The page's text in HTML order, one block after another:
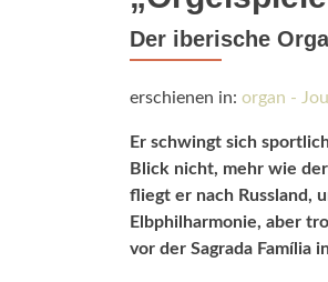
Der iberische
erschienen in: organ -
Er schwingt sich
Blick nicht, mehr wie
fliegt er nach Russland,
Elbphilharmonie, aber
vor der Sagrada Família